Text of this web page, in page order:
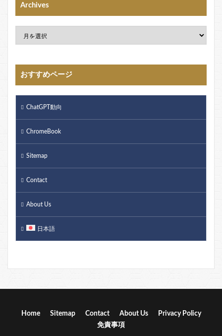
Archives
おすすめページ
ChatGPT動向
ChromeBook
Sitemap
Contact
About Us
日本語
Home Sitemap Contact About Us
Privacy Policy
免責事項